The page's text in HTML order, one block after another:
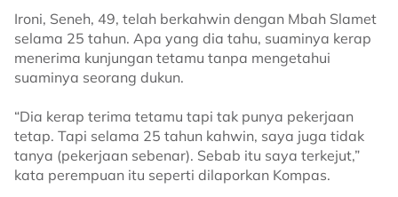
Ironi, Seneh, 49, telah berkahwin dengan Mbah Slamet
selama 25 tahun. Apa yang dia tahu, suaminya kerap
menerima kunjungan tetamu tanpa mengetahui
suaminya seorang dukun.
“Dia kerap terima tetamu tapi tak punya pekerjaan
tetap. Tapi selama 25 tahun kahwin, saya juga tidak
tanya (pekerjaan sebenar). Sebab itu saya terkejut,”
kata perempuan itu seperti dilaporkan Kompas.